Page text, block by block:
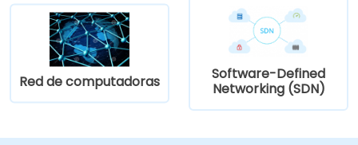
Red de computadoras
Software-Defined
Networking (SDN)